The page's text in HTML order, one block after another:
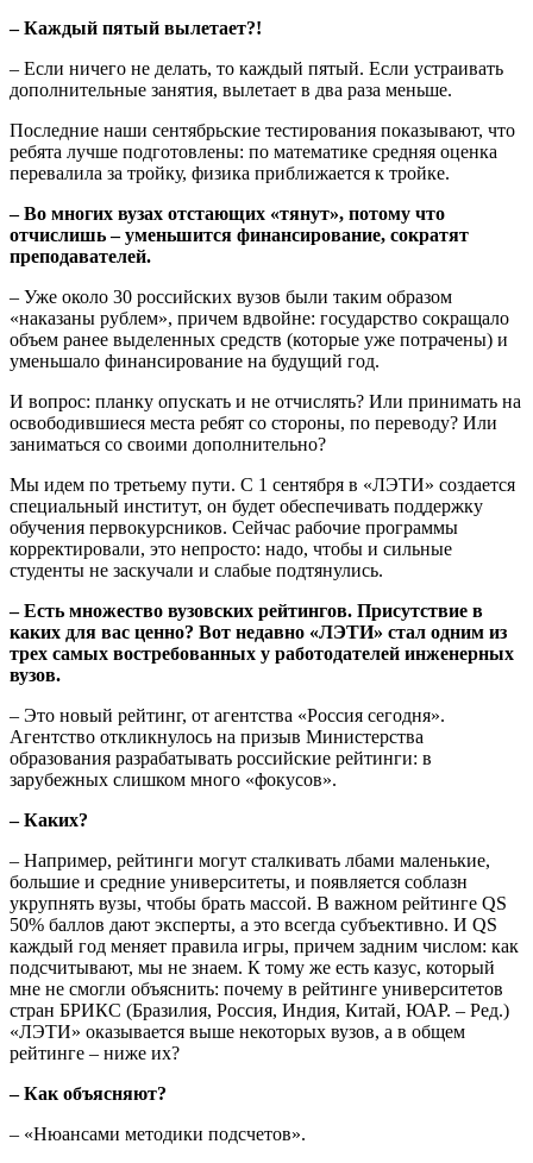
– Каждый пятый вылетает?!
– Если ничего не делать, то каждый пятый. Если устраивать
дополнительные занятия, вылетает в два раза меньше.
Последние наши сентябрьские тестирования показывают, что
ребята лучше подготовлены: по математике средняя оценка
перевалила за тройку, физика приближается к тройке.
– Во многих вузах отстающих «тянут», потому что
отчислишь – уменьшится финансирование, сократят
преподавателей.
– Уже около 30 российских вузов были таким образом
«наказаны рублем», причем вдвойне: государство сокращало
объем ранее выделенных средств (которые уже потрачены) и
уменьшало финансирование на будущий год.
И вопрос: планку опускать и не отчислять? Или принимать на
освободившиеся места ребят со стороны, по переводу? Или
заниматься со своими дополнительно?
Мы идем по третьему пути. С 1 сентября в «ЛЭТИ» создается
специальный институт, он будет обеспечивать поддержку
обучения первокурсников. Сейчас рабочие программы
корректировали, это непросто: надо, чтобы и сильные
студенты не заскучали и слабые подтянулись.
– Есть множество вузовских рейтингов. Присутствие в
каких для вас ценно? Вот недавно «ЛЭТИ» стал одним из
трех самых востребованных у работодателей инженерных
вузов.
– Это новый рейтинг, от агентства «Россия сегодня».
Агентство откликнулось на призыв Министерства
образования разрабатывать российские рейтинги: в
зарубежных слишком много «фокусов».
– Каких?
– Например, рейтинги могут сталкивать лбами маленькие,
большие и средние университеты, и появляется соблазн
укрупнять вузы, чтобы брать массой. В важном рейтинге QS
50% баллов дают эксперты, а это всегда субъективно. И QS
каждый год меняет правила игры, причем задним числом: как
подсчитывают, мы не знаем. К тому же есть казус, который
мне не смогли объяснить: почему в рейтинге университетов
стран БРИКС (Бразилия, Россия, Индия, Китай, ЮАР. – Ред.)
«ЛЭТИ» оказывается выше некоторых вузов, а в общем
рейтинге – ниже их?
– Как объясняют?
– «Нюансами методики подсчетов».